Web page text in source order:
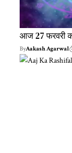
आज 27 फरवरी
ByAakash Agarwal